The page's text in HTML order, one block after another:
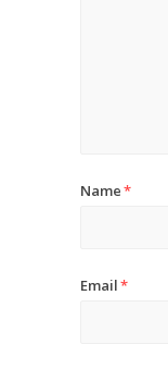
Name*
Email*